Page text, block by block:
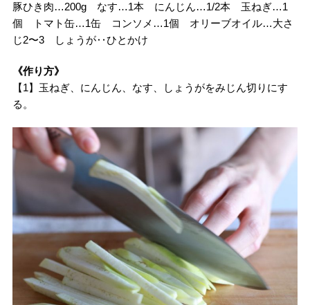
豚ひき肉…200g なす…1本 にんじん…1/2本 玉ねぎ…1
個 トマト缶…1缶 コンソメ…1個 オリーブオイル…大さ
じ2〜3 しょうが‥ひとかけ
《作り方》
【1】玉ねぎ、にんじん、なす、しょうがをみじん切りにす
る。